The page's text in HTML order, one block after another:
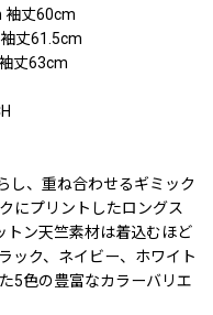
袖丈60cm
丈61.5cm
丈63cm
し、重ね合わせるギミック
にプリントしたロングス
トン天竺素材は着込むほど
ック、ネイビー、ホワイト
5色の豊富なカラーバリエ